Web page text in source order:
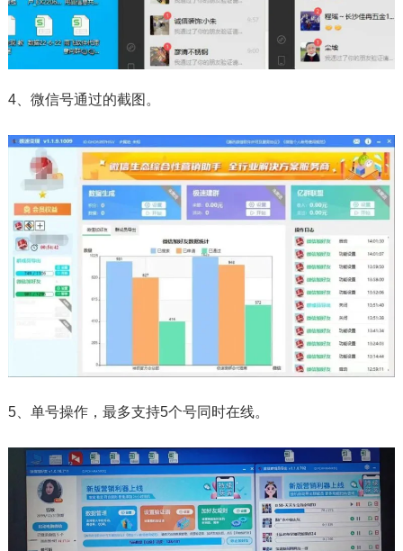
4、微信号通过的截图。
5、单号操作，最多支持5个号同时在线。